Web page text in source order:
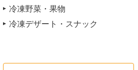
冷凍野菜・果物
冷凍デザート・スナック